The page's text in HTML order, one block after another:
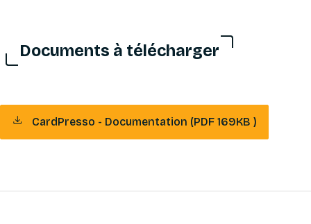
Documents à télécharger
CardPresso - Documentation (PDF 169KB )